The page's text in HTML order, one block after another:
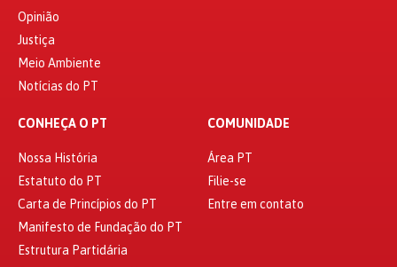
Opinião
Justiça
Meio Ambiente
Notícias do PT
CONHEÇA O PT
Nossa História
Estatuto do PT
Carta de Princípios do PT
Manifesto de Fundação do PT
Estrutura Partidária
COMUNIDADE
Área PT
Filie-se
Entre em contato